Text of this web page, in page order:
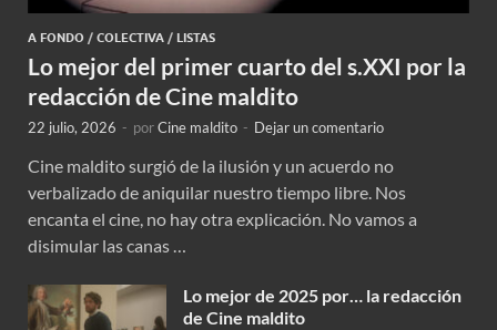
A FONDO / COLECTIVA / LISTAS
Lo mejor del primer cuarto del s.XXI por la
redacción de Cine maldito
22 julio, 2026 - porCine maldito - Dejar un comentario
Cine maldito surgió de la ilusión y un acuerdo no
verbalizado de aniquilar nuestro tiempo libre. Nos
encanta el cine, no hay otra explicación. No vamos a
disimular las canas …
Lo mejor de 2025 por… la redacción
de Cine maldito